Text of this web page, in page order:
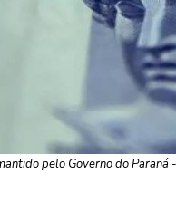
pelo Governo do